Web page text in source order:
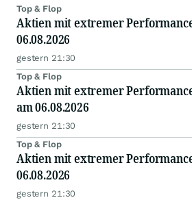
Top & Flop
Aktien mit extremer
06.08.2026
gestern 21:30
Top & Flop
Aktien mit extremer
am 06.08.2026
gestern 21:30
Top & Flop
Aktien mit extremer
06.08.2026
gestern 21:30